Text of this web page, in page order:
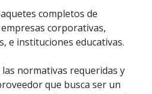
completos de
corporativas,
e instituciones educativas.
normativas requeridas y
que busca ser un